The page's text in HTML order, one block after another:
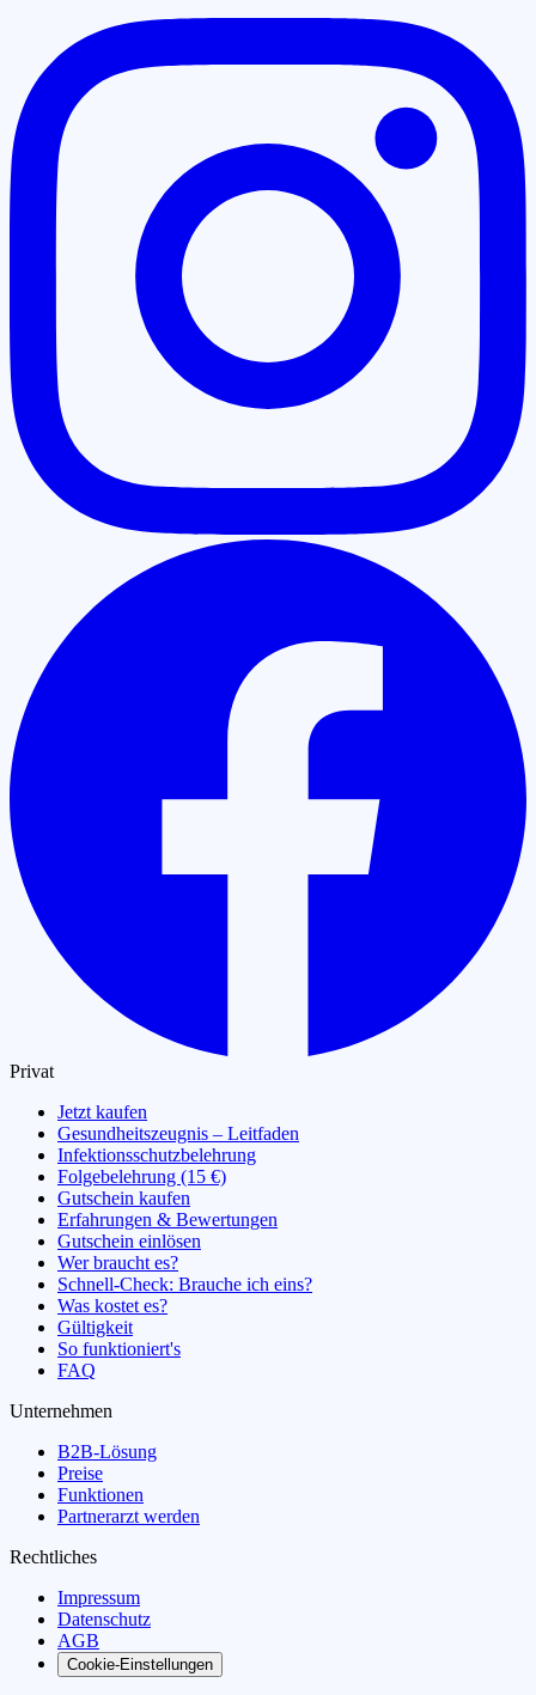
Privat
Jetzt kaufen
Gesundheitszeugnis – Leitfaden
Infektionsschutzbelehrung
Folgebelehrung (15 €)
Gutschein kaufen
Erfahrungen & Bewertungen
Gutschein einlösen
Wer braucht es?
Schnell-Check: Brauche ich eins?
Was kostet es?
Gültigkeit
So funktioniert's
FAQ
Unternehmen
B2B-Lösung
Preise
Funktionen
Partnerarzt werden
Rechtliches
Impressum
Datenschutz
AGB
Cookie-Einstellungen